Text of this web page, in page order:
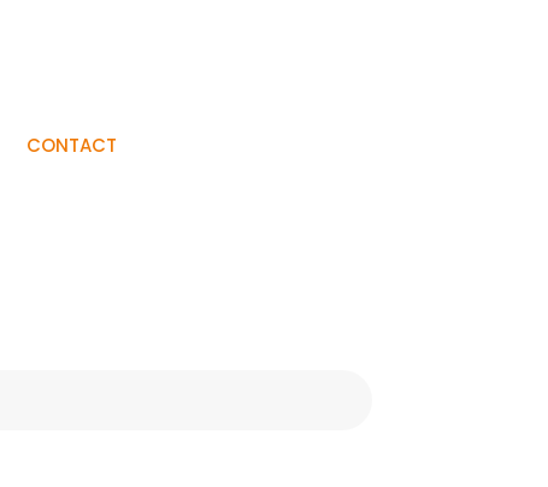
CONTACT